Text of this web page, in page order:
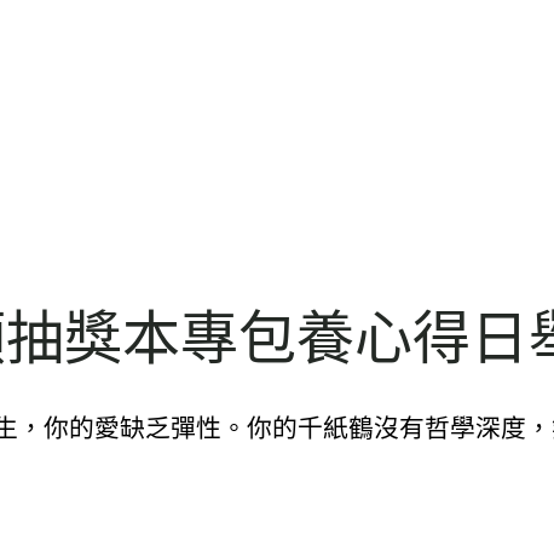
獎本專包養心得日
，你的愛缺乏彈性。你的千紙鶴沒有哲學深度